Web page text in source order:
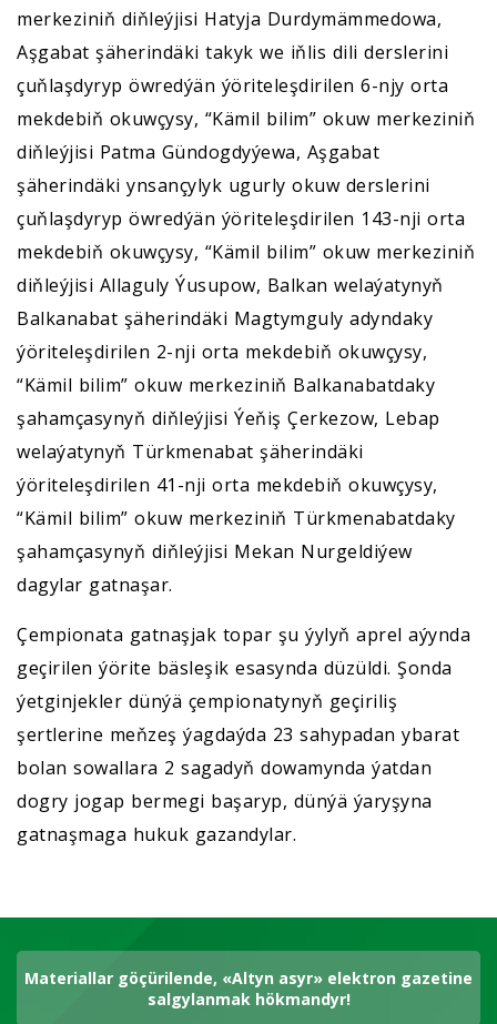
merkeziniň diňleýjisi Hatyja Durdymämmedowa,
Aşgabat şäherindäki takyk we iňlis dili derslerini
çuňlaşdyryp öwredýän ýöriteleşdirilen 6-njy orta
mekdebiň okuwçysy, “Kämil bilim” okuw merkeziniň
diňleýjisi Patma Gündogdyýewa, Aşgabat
şäherindäki ynsançylyk ugurly okuw derslerini
çuňlaşdyryp öwredýän ýöriteleşdirilen 143-nji orta
mekdebiň okuwçysy, “Kämil bilim” okuw merkeziniň
diňleýjisi Allaguly Ýusupow, Balkan welaýatynyň
Balkanabat şäherindäki Magtymguly adyndaky
ýöriteleşdirilen 2-nji orta mekdebiň okuwçysy,
“Kämil bilim” okuw merkeziniň Balkanabatdaky
şahamçasynyň diňleýjisi Ýeňiş Çerkezow, Lebap
welaýatynyň Türkmenabat şäherindäki
ýöriteleşdirilen 41-nji orta mekdebiň okuwçysy,
“Kämil bilim” okuw merkeziniň Türkmenabatdaky
şahamçasynyň diňleýjisi Mekan Nurgeldiýew
dagylar gatnaşar.
Çempionata gatnaşjak topar şu ýylyň aprel aýynda
geçirilen ýörite bäsleşik esasynda düzüldi. Şonda
ýetginjekler dünýä çempionatynyň geçiriliş
şertlerine meňzeş ýagdaýda 23 sahypadan ybarat
bolan sowallara 2 sagadyň dowamynda ýatdan
dogry jogap bermegi başaryp, dünýä ýaryşyna
gatnaşmaga hukuk gazandylar.
Materiallar göçürilende, «Altyn asyr» elektron gazetine
salgylanmak hökmandyr!